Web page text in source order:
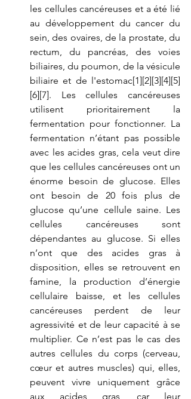
les cellules cancéreuses et a été lié
au développement du cancer du
sein, des ovaires, de la prostate, du
rectum, du pancréas, des voies
biliaires, du poumon, de la vésicule
biliaire et de l'estomac[1][2][3][4][5]
[6][7]. Les cellules cancéreuses
utilisent prioritairement la
fermentation pour fonctionner. La
fermentation n’étant pas possible
avec les acides gras, cela veut dire
que les cellules cancéreuses ont un
énorme besoin de glucose. Elles
ont besoin de 20 fois plus de
glucose qu’une cellule saine. Les
cellules cancéreuses sont
dépendantes au glucose. Si elles
n’ont que des acides gras à
disposition, elles se retrouvent en
famine, la production d’énergie
cellulaire baisse, et les cellules
cancéreuses perdent de leur
agressivité et de leur capacité à se
multiplier. Ce n’est pas le cas des
autres cellules du corps (cerveau,
cœur et autres muscles) qui, elles,
peuvent vivre uniquement grâce
aux acides gras, car leur